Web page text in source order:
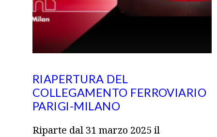
RIAPERTURA DEL
COLLEGAMENTO FERROVIARIO
PARIGI-MILANO
Riparte dal 31 marzo 2025 il